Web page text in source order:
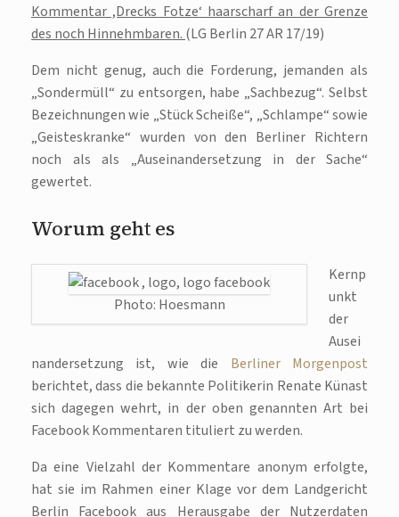
Kommentar ,Drecks Fotze‘ haarscharf an der Grenze
des noch Hinnehmbaren. (LG Berlin 27 AR 17/19)
Dem nicht genug, auch die Forderung, jemanden als
„Sondermüll“ zu entsorgen, habe „Sachbezug“. Selbst
Bezeichnungen wie „Stück Scheiße“, „Schlampe“ sowie
„Geisteskranke“ wurden von den Berliner Richtern
noch als als „Auseinandersetzung in der Sache“
gewertet.
Worum geht es
Photo: Hoesmann
Kernp
unkt
der
Ausei
nandersetzung ist, wie die Berliner Morgenpost
berichtet, dass die bekannte Politikerin Renate Künast
sich dagegen wehrt, in der oben genannten Art bei
Facebook Kommentaren tituliert zu werden.
Da eine Vielzahl der Kommentare anonym erfolgte,
hat sie im Rahmen einer Klage vor dem Landgericht
Berlin Facebook aus Herausgabe der Nutzerdaten